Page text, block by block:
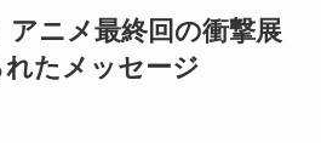
アニメ最終回の衝撃展
たメッセージ